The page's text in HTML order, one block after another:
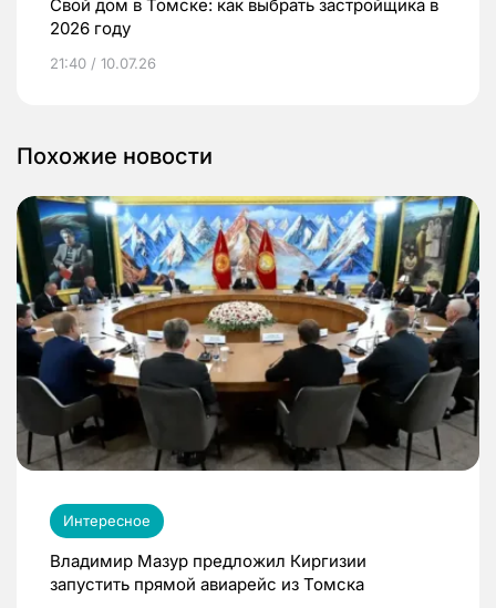
Свой дом в Томске: как выбрать застройщика в
2026 году
21:40 / 10.07.26
Похожие новости
Интересное
Владимир Мазур предложил Киргизии
запустить прямой авиарейс из Томска